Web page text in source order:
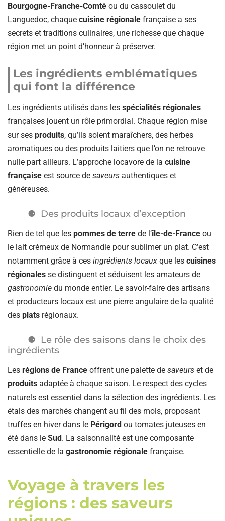
Bourgogne-Franche-Comté ou du cassoulet du
Languedoc, chaque cuisine régionale française a ses
secrets et traditions culinaires, une richesse que chaque
région met un point d’honneur à préserver.
Les ingrédients emblématiques
qui font la différence
Les ingrédients utilisés dans les spécialités régionales
françaises jouent un rôle primordial. Chaque région mise
sur ses produits, qu’ils soient maraîchers, des herbes
aromatiques ou des produits laitiers que l’on ne retrouve
nulle part ailleurs. L’approche locavore de la cuisine
française est source de saveurs authentiques et
généreuses.
Des produits locaux d’exception
Rien de tel que les pommes de terre de l’île-de-France ou
le lait crémeux de Normandie pour sublimer un plat. C’est
notamment grâce à ces ingrédients locaux que les cuisines
régionales se distinguent et séduisent les amateurs de
gastronomie du monde entier. Le savoir-faire des artisans
et producteurs locaux est une pierre angulaire de la qualité
des plats régionaux.
Le rôle des saisons dans le choix des
ingrédients
Les régions de France offrent une palette de saveurs et de
produits adaptée à chaque saison. Le respect des cycles
naturels est essentiel dans la sélection des ingrédients. Les
étals des marchés changent au fil des mois, proposant
truffes en hiver dans le Périgord ou tomates juteuses en
été dans le Sud. La saisonnalité est une composante
essentielle de la gastronomie régionale française.
Voyage à travers les
régions : des saveurs